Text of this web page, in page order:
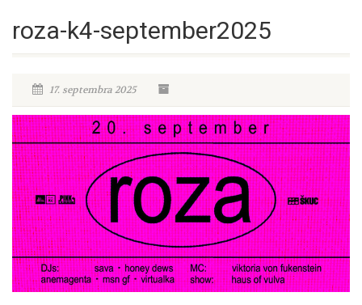
roza-k4-september2025
17. septembra 2025